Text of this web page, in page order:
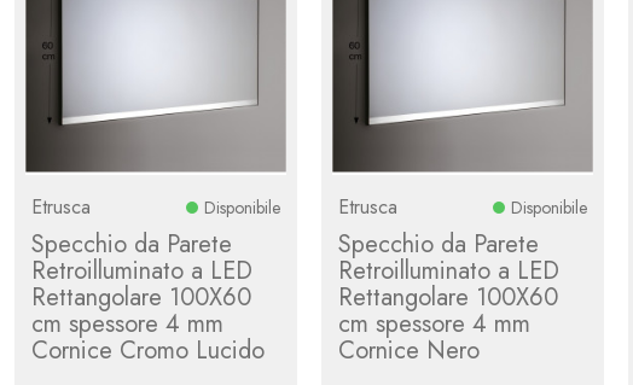
Etrusca Disponibile
Specchio da Parete
Retroilluminato a LED
Rettangolare 100X60
cm spessore 4 mm
Cornice Cromo Lucido
Etrusca Disponibile
Specchio da Parete
Retroilluminato a LED
Rettangolare 100X60
cm spessore 4 mm
Cornice Nero